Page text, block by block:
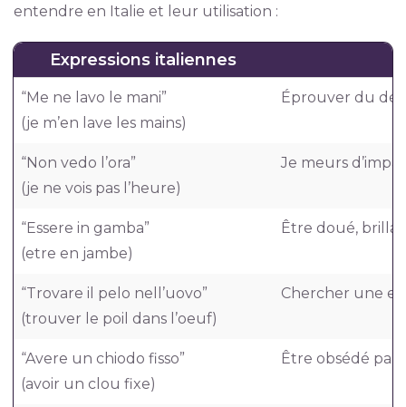
entendre en Italie et leur utilisation :
Expressions italiennes
“Me ne lavo le mani”
(je m’en lave les mains)
Éprouver du
“Non vedo l’ora”
(je ne vois pas l’heure)
Je meurs
“Essere in gamba”
(etre en jambe)
Être doué,
“Trovare il pelo nell’uovo”
(trouver le poil dans l’oeuf)
Chercher une
“Avere un chiodo fisso”
(avoir un clou fixe)
Être obsédé par